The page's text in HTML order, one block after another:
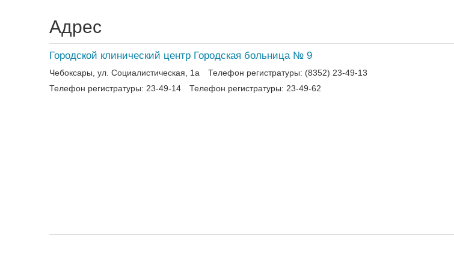
Адрес
Городской клинический центр Городская больница № 9
Чебоксары, ул. Социалистическая, 1а
Телефон регистратуры: (8352) 23-49-13
Телефон регистратуры: 23-49-14
Телефон регистратуры: 23-49-62